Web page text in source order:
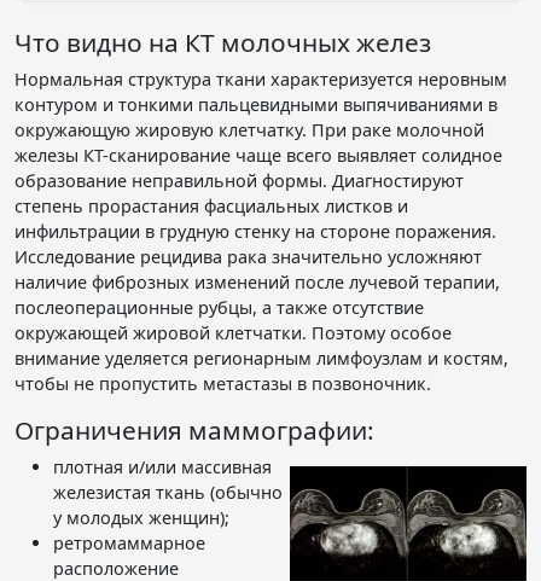
Что видно на КТ молочных желез
Нормальная структура ткани характеризуется неровным
контуром и тонкими пальцевидными выпячиваниями в
окружающую жировую клетчатку. При раке молочной
железы КТ-сканирование чаще всего выявляет солидное
образование неправильной формы. Диагностируют
степень прорастания фасциальных листков и
инфильтрации в грудную стенку на стороне поражения.
Исследование рецидива рака значительно усложняют
наличие фиброзных изменений после лучевой терапии,
послеоперационные рубцы, а также отсутствие
окружающей жировой клетчатки. Поэтому особое
внимание уделяется регионарным лимфоузлам и костям,
чтобы не пропустить метастазы в позвоночник.
Ограничения маммографии:
плотная и/или массивная
железистая ткань (обычно
у молодых женщин);
ретромаммарное
расположение